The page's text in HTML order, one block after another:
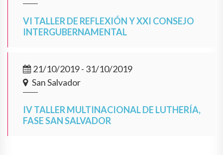
VI TALLER DE REFLEXIÓN Y XXI CONSEJO
INTERGUBERNAMENTAL
21/10/2019 - 31/10/2019
San Salvador
IV TALLER MULTINACIONAL DE LUTHERÍA,
FASE SAN SALVADOR